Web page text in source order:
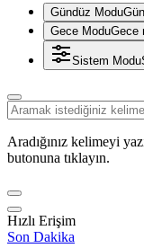
Gündüz Modu
Gece ModuGece
Sistem Modu
Aradığınız kelimeyi
butonuna tıklayın.
Hızlı Erişim
Son Dakika